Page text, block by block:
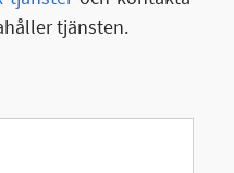
tjänsten.